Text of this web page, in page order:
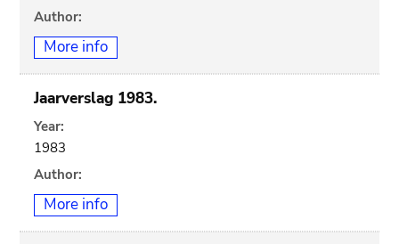
Author:
More info
Jaarverslag 1983.
Year:
1983
Author:
More info